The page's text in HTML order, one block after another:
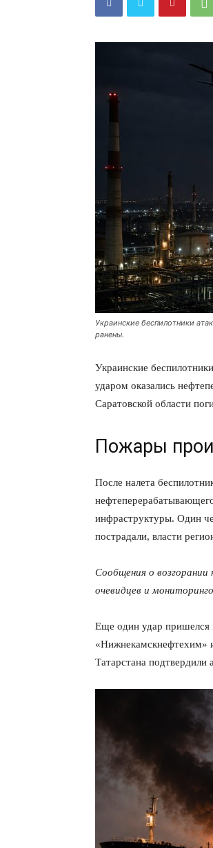
Украинские беспилотники
ранены.
Украинские
ударом оказались
Саратовской области
Пожары
После налета
инфраструктуры. Один
пострадали, власти
Сообщения о
очевидцев и
Еще один удар
«Нижнекамскнефтехим»
Татарстана